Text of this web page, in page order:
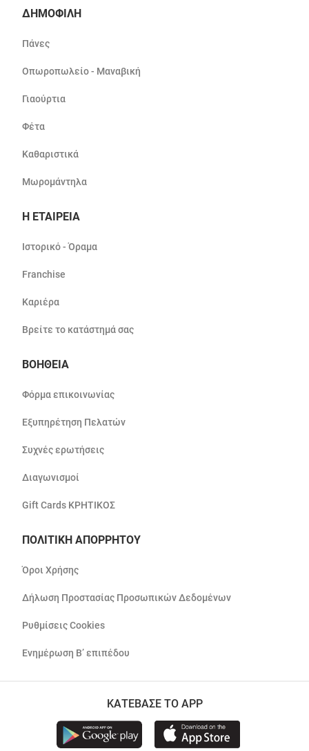
ΔΗΜΟΦΙΛΗ
Πάνες
Οπωροπωλείο - Μαναβική
Γιαούρτια
Φέτα
Καθαριστικά
Μωρομάντηλα
Η ΕΤΑΙΡΕΙΑ
Ιστορικό - Όραμα
Franchise
Καριέρα
Βρείτε το κατάστημά σας
ΒΟΗΘΕΙΑ
Φόρμα επικοινωνίας
Εξυπηρέτηση Πελατών
Συχνές ερωτήσεις
Διαγωνισμοί
Gift Cards ΚΡΗΤΙΚΟΣ
ΠΟΛΙΤΙΚΗ ΑΠΟΡΡΗΤΟΥ
Όροι Χρήσης
Δήλωση Προστασίας Προσωπικών Δεδομένων
Ρυθμίσεις Cookies
Ενημέρωση Β’ επιπέδου
ΚΑΤΕΒΑΣΕ ΤΟ APP